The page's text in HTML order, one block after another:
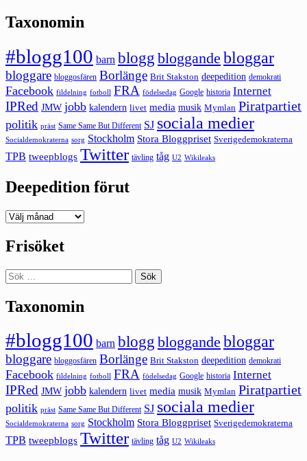
Taxonomin
#blogg100 barn blogg bloggande bloggar
bloggare bloggosfären Borlänge Brit Stakston deepedition demokrati
Facebook fildelning fotboll FRA födelsedag Google historia Internet
IPRed JMW jobb kalendern livet media musik Mymlan Piratpartiet
politik präst Same Same But Different SJ sociala medier
Socialdemokraterna sorg Stockholm Stora Bloggpriset Sverigedemokraterna
TPB tweepblogs Twitter tävling tåg U2 Wikileaks
Deepedition förut
Deepedition
Frisöket
Sök
efter:
Taxonomin
#blogg100 barn blogg bloggande bloggar
bloggare bloggosfären Borlänge Brit Stakston deepedition demokrati
Facebook fildelning fotboll FRA födelsedag Google historia Internet
IPRed JMW jobb kalendern livet media musik Mymlan Piratpartiet
politik präst Same Same But Different SJ sociala medier
Socialdemokraterna sorg Stockholm Stora Bloggpriset Sverigedemokraterna
TPB tweepblogs Twitter tävling tåg U2 Wikileaks